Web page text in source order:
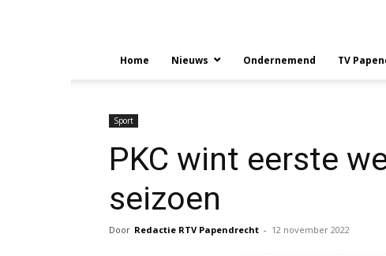
Home Nieuws Ondernemend TV
Sport
PKC wint eerste
seizoen
Door Redactie RTV Papendrecht - 12 november 2022